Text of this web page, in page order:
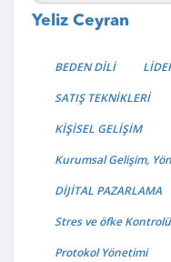
Yeliz Ceyran
BEDEN DİLİ
SATIŞ TEKNİKLERİ
KİŞİSEL GELİŞİM
Kurumsal Gelişim,
DİJİTAL PAZARLAMA
Stres ve öfke Kontrolü
Protokol Yönetimi